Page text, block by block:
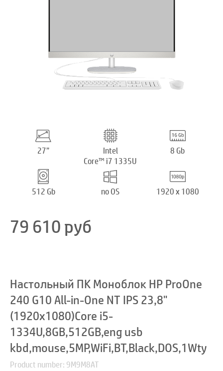
27”
Intel
Core™ i7 1335U
8 Gb
512 Gb no OS 1920 x 1080
79 610руб
Настольный ПК Моноблок HP ProOne
240 G10 All-in-One NT IPS 23,8"
(1920x1080)Core i5-
1334U,8GB,512GB,eng usb
kbd,mouse,5MP,WiFi,BT,Black,DOS,1Wty
Product number: 9M9M8AT